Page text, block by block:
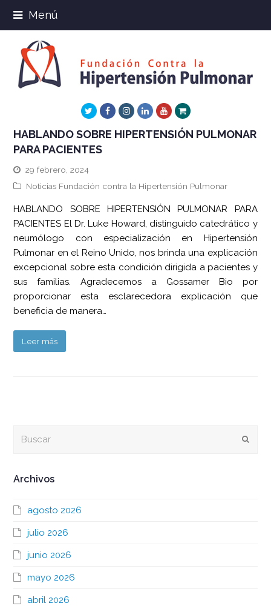
Menú
TwitterFacebookInstagram
LinkedInYoutube
Xing
HABLANDO SOBRE HIPERTENSIÓN PULMONAR
PARA PACIENTES
29 febrero, 2024
Noticias Fundación contra la Hipertensión Pulmonar
HABLANDO SOBRE HIPERTENSIÓN PULMONAR PARA
PACIENTES El Dr. Luke Howard, distinguido catedrático y
neumólogo con especialización en Hipertensión
Pulmonar en el Reino Unido, nos brinda una explicación
excepcional sobre esta condición dirigida a pacientes y
sus familias. Agradecemos a Gossamer Bio por
proporcionar esta esclarecedora explicación que
beneficia de manera…
Leer más
Archivos
agosto 2026
julio 2026
junio 2026
mayo 2026
abril 2026